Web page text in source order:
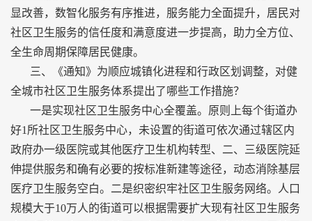
显改善，数智化服务有序推进，服务能力全面提升，居民对
社区卫生服务的信任度和满意度进一步提高，助力全方位、
全生命周期保障居民健康。
三、《通知》为顺应城镇化进程和行政区划调整，对健
全城市社区卫生服务体系提出了哪些工作措施？
一是实现社区卫生服务中心全覆盖。原则上每个街道办
好1所社区卫生服务中心，未设置的街道可依次通过辖区内
政府办一级医院或其他医疗卫生机构转型、二、三级医院延
伸提供服务和确有必要的按标准新建等途径，动态消除基层
医疗卫生服务空白。二是织密织牢社区卫生服务网络。人口
规模大于10万人的街道可以根据需要扩大现有社区卫生服务